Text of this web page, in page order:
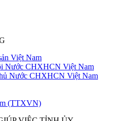
Việt Nam
Nước CHXHCN Việt Nam
Nước CHXHCN Việt Nam
(TTXVN)